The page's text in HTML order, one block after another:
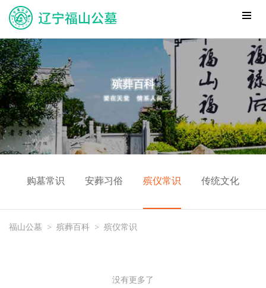
购墓常识 安葬习俗 殡仪常识 传统文化
福山公墓 > 殡葬百科 > 殡仪常识
没有更多了